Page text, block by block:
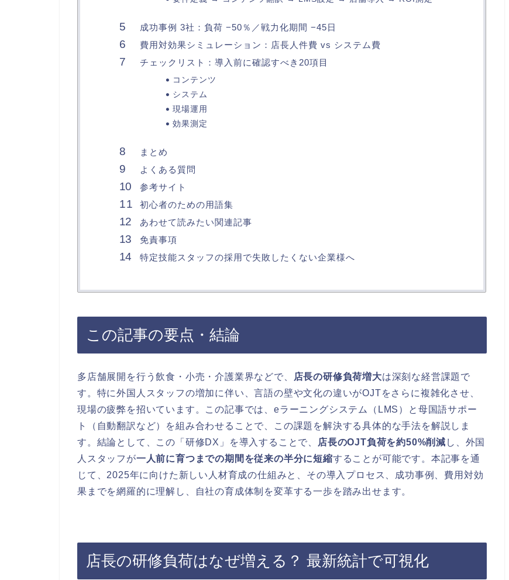
成功事例 3社：負荷 −50％／戦力化期間 −45日
費用対効果シミュレーション：店長人件費 vs システム費
チェックリスト：導入前に確認すべき20項目
コンテンツ
システム
現場運用
効果測定
まとめ
よくある質問
参考サイト
初心者のための用語集
あわせて読みたい関連記事
免責事項
特定技能スタッフの採用で失敗したくない企業様へ
この記事の要点・結論
多店舗展開を行う飲食・小売・介護業界などで、 店長の研修負荷増大は深刻な経営課題で
す。特に外国人スタッフの増加に伴い、言語の壁や文化の違いがOJTをさらに複雑化させ、
現場の疲弊を招いています。この記事では、eラーニングシステム（LMS）と母国語サポー
ト（自動翻訳など）を組み合わせることで、この課題を解決する具体的な手法を解説しま
す。結論として、この「研修DX」を導入することで、
店長のOJT負荷を約50%削減 し、外国
人スタッフが一人前に育つまでの期間を従来の半分に短縮することが可能です。本記事を通
じて、2025年に向けた新しい人材育成の仕組みと、その導入プロセス、成功事例、費用対効
果までを網羅的に理解し、自社の育成体制を変革する一歩を踏み出せます。
店長の研修負荷はなぜ増える？ 最新統計で可視化